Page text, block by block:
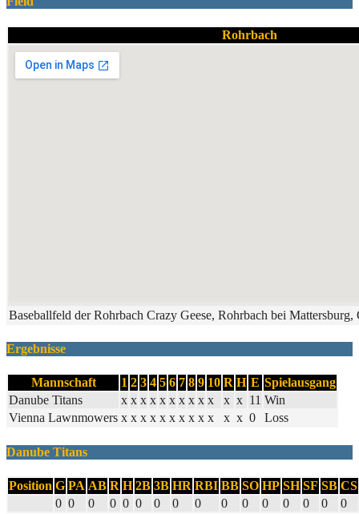
Rohrbach
Baseballfeld der Rohrbach Crazy Geese, Rohrbach bei Mattersburg,
Ergebnisse
Mannschaft 1 2 3 4 5 6 7 8 9 10 R H E Spielausgang
Danube Titans
x x x x x x x x x x x x 11 Win
Vienna Lawnmowers x x x x x x x x x x x x 0 Loss
Danube Titans
Position G PA AB R H 2B 3B HR RBI BB SO HP SH SF SB CS
0 0 0 0 0 0 0 0 0 0 0 0 0 0 0 0